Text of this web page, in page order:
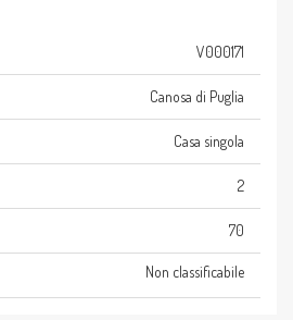
V000171
Canosa di Puglia
Casa singola
2
70
Non classificabile